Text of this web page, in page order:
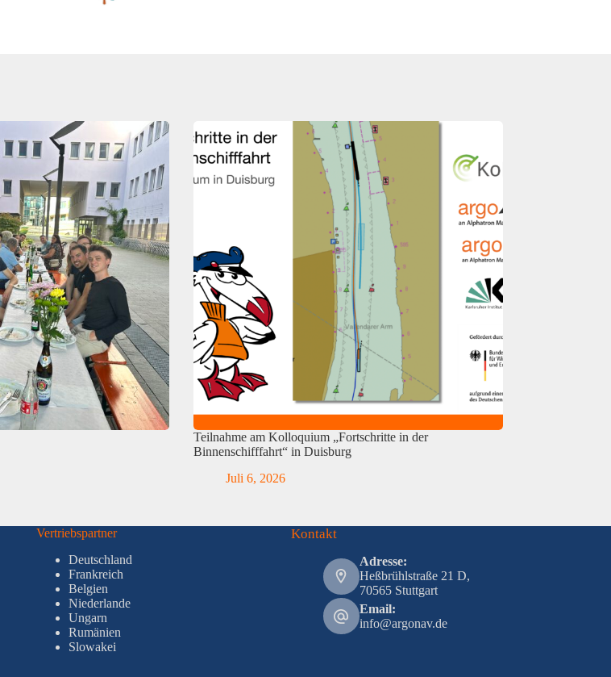
Teilnahme am Kolloquium „Fortschritte in der
Binnenschifffahrt“ in Duisburg
Juli 6, 2026
Vertriebspartner
Deutschland
Frankreich
Belgien
Niederlande
Ungarn
Rumänien
Slowakei
Kontakt
Adresse:
Heßbrühlstraße 21 D,
70565 Stuttgart
Email:
info@argonav.de